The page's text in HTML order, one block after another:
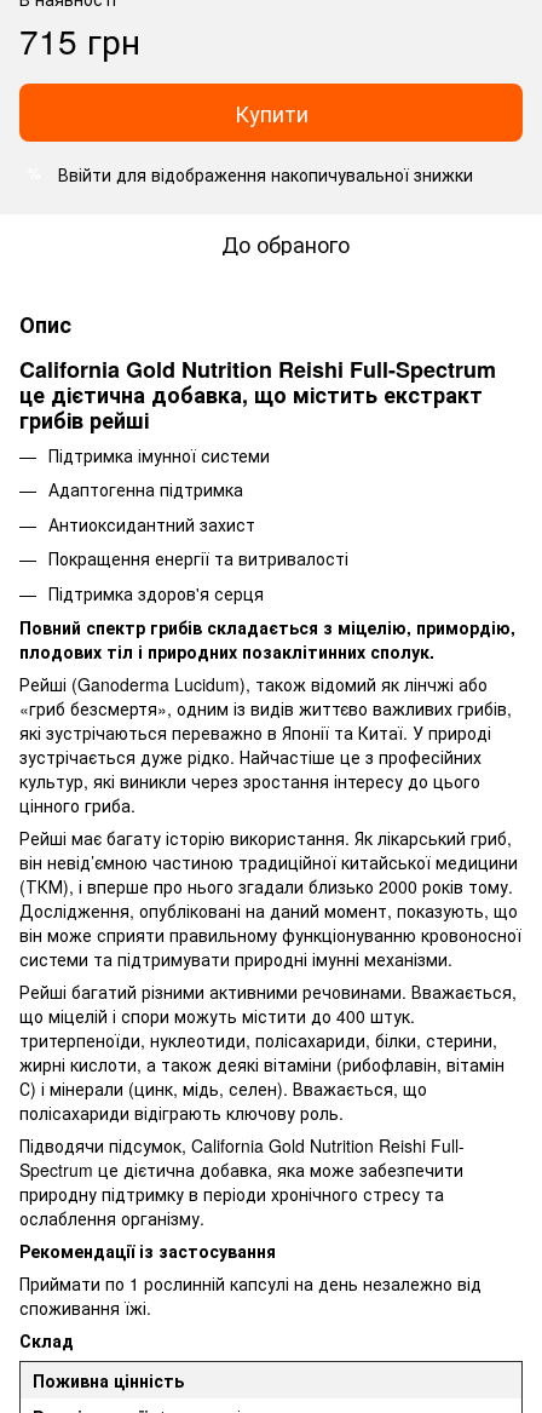
715 грн
Купити
Ввійти для відображення накопичувальної знижки
До обраного
Опис
California Gold Nutrition Reishi Full-Spectrum
це дієтична добавка, що містить екстракт
грибів рейші
Підтримка імунної системи
Адаптогенна підтримка
Антиоксидантний захист
Покращення енергії та витривалості
Підтримка здоров'я серця
Повний спектр грибів складається з міцелію, примордію,
плодових тіл і природних позаклітинних сполук.
Рейші (Ganoderma Lucidum), також відомий як лінчжі або
«гриб безсмертя», одним із видів життєво важливих грибів,
які зустрічаються переважно в Японії та Китаї. У природі
зустрічається дуже рідко. Найчастіше це з професійних
культур, які виникли через зростання інтересу до цього
цінного гриба.
Рейші має багату історію використання. Як лікарський гриб,
він невід’ємною частиною традиційної китайської медицини
(ТКМ), і вперше про нього згадали близько 2000 років тому.
Дослідження, опубліковані на даний момент, показують, що
він може сприяти правильному функціонуванню кровоносної
системи та підтримувати природні імунні механізми.
Рейші багатий різними активними речовинами. Вважається,
що міцелій і спори можуть містити до 400 штук.
тритерпеноїди, нуклеотиди, полісахариди, білки, стерини,
жирні кислоти, а також деякі вітаміни (рибофлавін, вітамін
С) і мінерали (цинк, мідь, селен). Вважається, що
полісахариди відіграють ключову роль.
Підводячи підсумок, California Gold Nutrition Reishi Full-
Spectrum це дієтична добавка, яка може забезпечити
природну підтримку в періоди хронічного стресу та
ослаблення організму.
Рекомендації із застосування
Приймати по 1 рослинній капсулі на день незалежно від
споживання їжі.
Склад
Поживна цінність